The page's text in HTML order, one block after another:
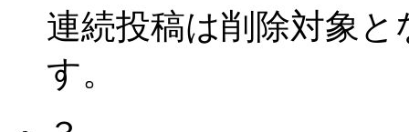
連続投稿は削除対象と
す。